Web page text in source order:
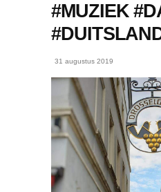
#MUZIEK
31 augustus 2019